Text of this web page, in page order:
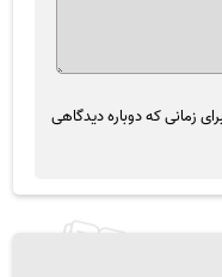
زمانی که دوباره دیدگاهی